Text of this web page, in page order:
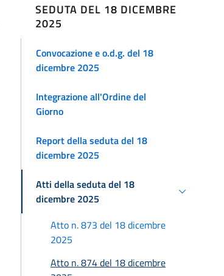
SEDUTA DEL 18 DICEMBRE
2025
Convocazione e o.d.g. del 18
dicembre 2025
Integrazione all'Ordine del
Giorno
Report della seduta del 18
dicembre 2025
Atti della seduta del 18
dicembre 2025
Atto n. 873 del 18 dicembre
2025
Atto n. 874 del 18 dicembre